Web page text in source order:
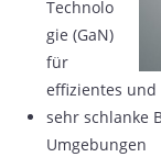
Technolo
gie (GaN)
für
effizientes und
sehr schlanke
Umgebungen